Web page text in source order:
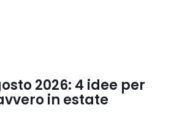
2026: 4 idee per
in estate